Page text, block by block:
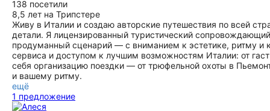
138 посетили
8,5 лет на Трипстере
Живу в Италии и создаю авторские путешествия по всей
детали. Я лицензированный туристический
продуманный сценарий — с вниманием к эстетике, ритму
сервиса и доступом к лучшим возможностям Италии: от
себя организацию поездки — от трюфельной охоты в
и вашему ритму.
ещё
1 предложение